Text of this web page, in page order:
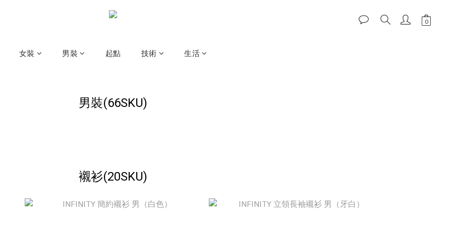
女裝 男裝 起點 技術 生活
男裝(66SKU)
襯衫(20SKU)